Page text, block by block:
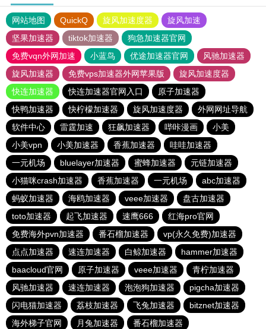
网站地图 QuickQ 旋风加速度器
旋风加速
坚果加速器
tiktok加速器
狗急加速器官网
免费vqn外网加速
小蓝鸟 优途加速器官网
风驰加速器
旋风加速器
免费vps加速器外网苹果版
旋风加速度器
快连加速器
快连加速器官网入口
原子加速器
快鸭加速器
快柠檬加速器 旋风加速度器
外网网址导航
软件中心
雷霆加速 狂飙加速器 哔咔漫画
小美
小美vpn
小美加速器 香蕉加速器
哇哇加速器
一元机场
bluelayer加速器 蜜蜂加速器
元链加速器
小猫咪crash加速器
香蕉加速器 一元机场
abc加速器
蚂蚁加速器
海鸥加速器 veee加速器
盘古加速器
toto加速器
起飞加速器 速鹰666
红海pro官网
免费海外pvn加速器
番石榴加速器
vp(永久免费)加速器
点点加速器
速连加速器 白鲸加速器
hammer加速器
baacloud官网
原子加速器 veee加速器
青柠加速器
风驰加速器
速连加速器 泡泡狗加速器
pigcha加速器
闪电猫加速器
荔枝加速器 飞兔加速器
bitznet加速器
海外梯子官网
月兔加速器 番石榴加速器